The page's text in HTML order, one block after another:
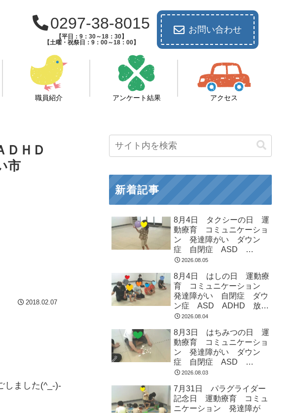
0297-38-8015
【平日：9：30～18：30】
【土曜・祝祭日：9：00～18：00】
お問い合わせ
職員紹介 アンケート結果 アクセス
ＤＨＤ
市
2018.02.07
しました(^_-)-
新着記事
8月4日 タクシーの日 運
動療育 コミュニケーショ
ン 発達障がい ダウン
症 自閉症 ASD
ADHD 児童発達支援 放
市 つくばみらい市 坂東
市 守谷市
2026.08.05
8月4日 はしの日 運動療
育 コミュニケーション
発達障がい 自閉症 ダウ
ン症 ASD ADHD 放課
後等デイサービス 児童発
らい市 坂東市 守谷市
2026.08.04
8月3日 はちみつの日 運
動療育 コミュニケーショ
ン 発達障がい ダウン
症 自閉症 ASD
ADHD 児童発達支援 放
市 つくばみらい市 坂東
市 守谷市
2026.08.03
7月31日 パラグライダー
記念日 運動療育 コミュ
ニケーション 発達障が